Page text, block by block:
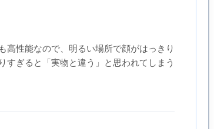
高性能なので、明るい場所で顔がはっきり
すぎると「実物と違う」と思われてしまう